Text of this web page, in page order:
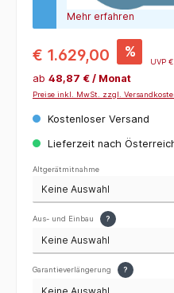
Mehr erfahren
€ 1.629,00 %
UVP €
ab 48,87 € / Monat
Preise inkl. MwSt. zzgl.
Kostenloser Versand
Lieferzeit nach
Altgerätmitnahme
Aus- und Einbau ?
Garantieverlängerung ?